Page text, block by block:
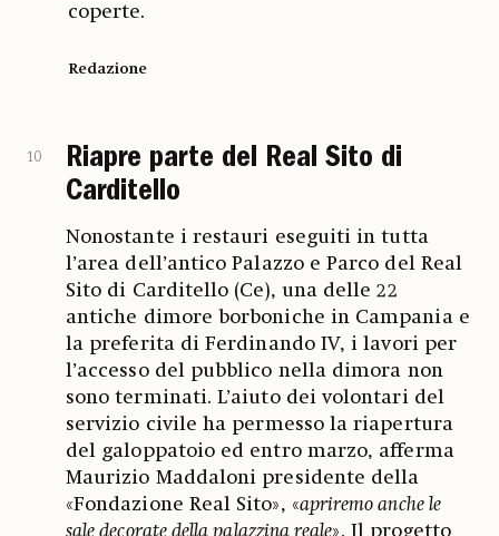
coperte.
Redazione
10
Riapre parte del Real Sito di
Carditello
Nonostante i restauri eseguiti in tutta
l’area dell’antico Palazzo e Parco del Real
Sito di Carditello (Ce), una delle 22
antiche dimore borboniche in Campania e
la preferita di Ferdinando IV, i lavori per
l’accesso del pubblico nella dimora non
sono terminati. L’aiuto dei volontari del
servizio civile ha permesso la riapertura
del galoppatoio ed entro marzo, afferma
Maurizio Maddaloni presidente della
«Fondazione Real Sito», «apriremo anche le
sale decorate della palazzina reale». Il progetto